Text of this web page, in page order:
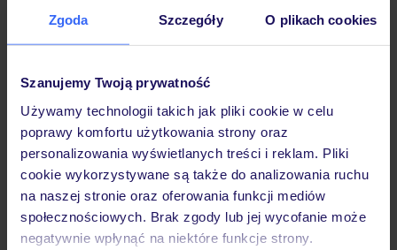
Zgoda Szczegóły O plikach cookies
Szanujemy Twoją prywatność
Używamy technologii takich jak pliki cookie w celu
poprawy komfortu użytkowania strony oraz
personalizowania wyświetlanych treści i reklam. Pliki
cookie wykorzystywane są także do analizowania ruchu
na naszej stronie oraz oferowania funkcji mediów
społecznościowych. Brak zgody lub jej wycofanie może
negatywnie wpłynąć na niektóre funkcje strony.
Hotel
Opinie